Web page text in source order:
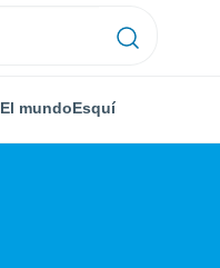
El mundoEsquí